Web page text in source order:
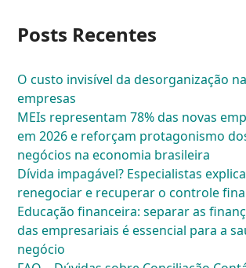
Posts Recentes
O custo invisível da desorganização
empresas
MEIs representam 78% das novas
em 2026 e reforçam protagonismo
negócios na economia brasileira
Dívida impagável? Especialistas
renegociar e recuperar o controle
Educação financeira: separar as
das empresariais é essencial para a
negócio